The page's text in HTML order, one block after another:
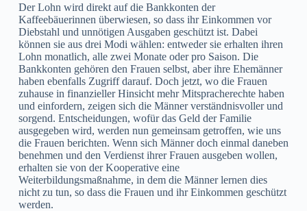
Der Lohn wird direkt auf die Bankkonten der
Kaffeebäuerinnen überwiesen, so dass ihr Einkommen vor
Diebstahl und unnötigen Ausgaben geschützt ist. Dabei
können sie aus drei Modi wählen: entweder sie erhalten ihren
Lohn monatlich, alle zwei Monate oder pro Saison. Die
Bankkonten gehören den Frauen selbst, aber ihre Ehemänner
haben ebenfalls Zugriff darauf. Doch jetzt, wo die Frauen
zuhause in finanzieller Hinsicht mehr Mitspracherechte haben
und einfordern, zeigen sich die Männer verständnisvoller und
sorgend. Entscheidungen, wofür das Geld der Familie
ausgegeben wird, werden nun gemeinsam getroffen, wie uns
die Frauen berichten. Wenn sich Männer doch einmal daneben
benehmen und den Verdienst ihrer Frauen ausgeben wollen,
erhalten sie von der Kooperative eine
Weiterbildungsmaßnahme, in dem die Männer lernen dies
nicht zu tun, so dass die Frauen und ihr Einkommen geschützt
werden.